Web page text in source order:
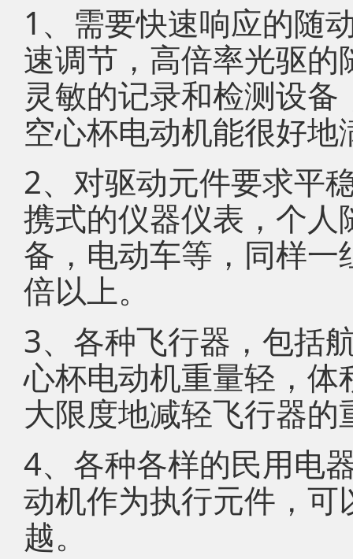
1、需要快速响应的随
速调节，高倍率光驱
灵敏的记录和检测设
空心杯电动机能很好
2、对驱动元件要求平
携式的仪器仪表，个
备，电动车等，同样
倍以上。
3、各种飞行器，包括
心杯电动机重量轻，
大限度地减轻飞行器的
4、各种各样的民用电
动机作为执行元件，
越。